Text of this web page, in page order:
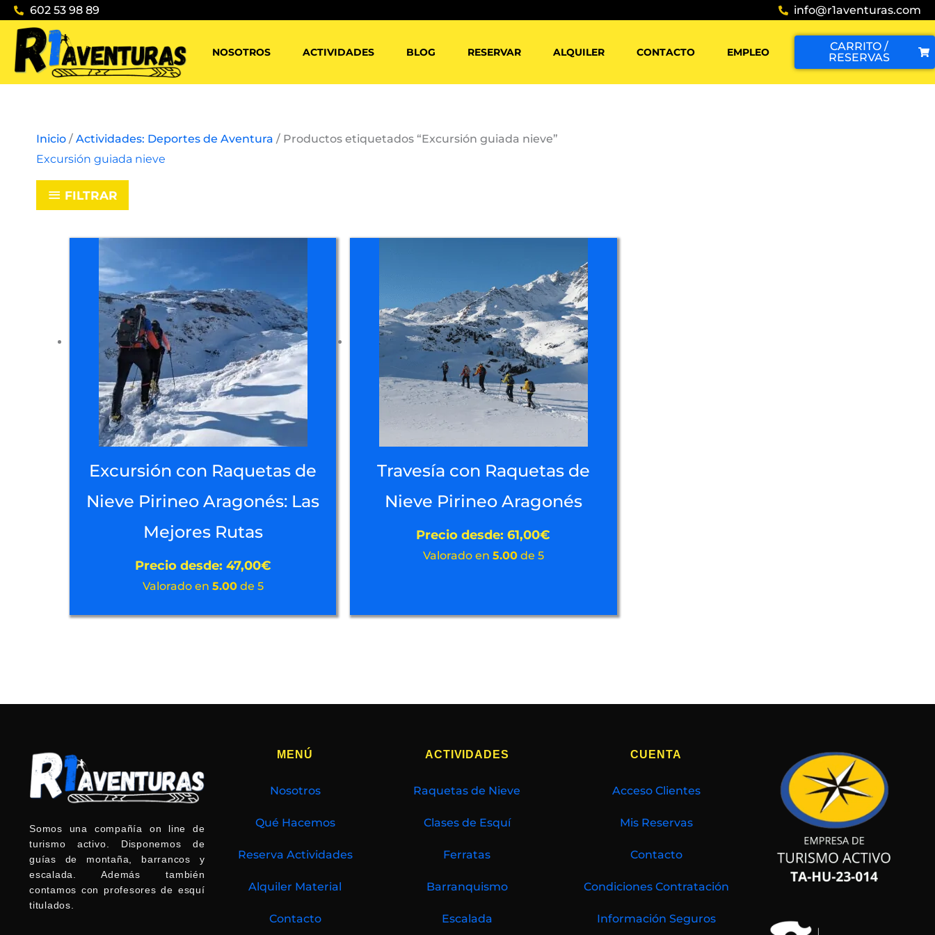
contenido
602 53 98 89 info@r1aventuras.com
NOSOTROS ACTIVIDADES BLOG RESERVAR ALQUILER CONTACTO EMPLEO
CARRITO /
RESERVAS
Inicio / Actividades: Deportes de Aventura / Productos etiquetados “Excursión guiada nieve”
Excursión guiada nieve
FILTRAR
Excursión con Raquetas de
Nieve Pirineo Aragonés: Las
Mejores Rutas
Precio desde: 47,00€
Valorado en 5.00de 5
Travesía con Raquetas de
Nieve Pirineo Aragonés
Precio desde:61,00€
Valorado en 5.00de 5
Somos una compañía on line de
turismo activo. Disponemos de
guías de montaña, barrancos y
escalada. Además también
contamos con profesores de esquí
titulados.
MENÚ
Nosotros
Qué Hacemos
Reserva Actividades
Alquiler Material
Contacto
ACTIVIDADES
Raquetas de Nieve
Clases de Esquí
Ferratas
Barranquismo
Escalada
CUENTA
Acceso Clientes
Mis Reservas
Contacto
Condiciones Contratación
Información Seguros